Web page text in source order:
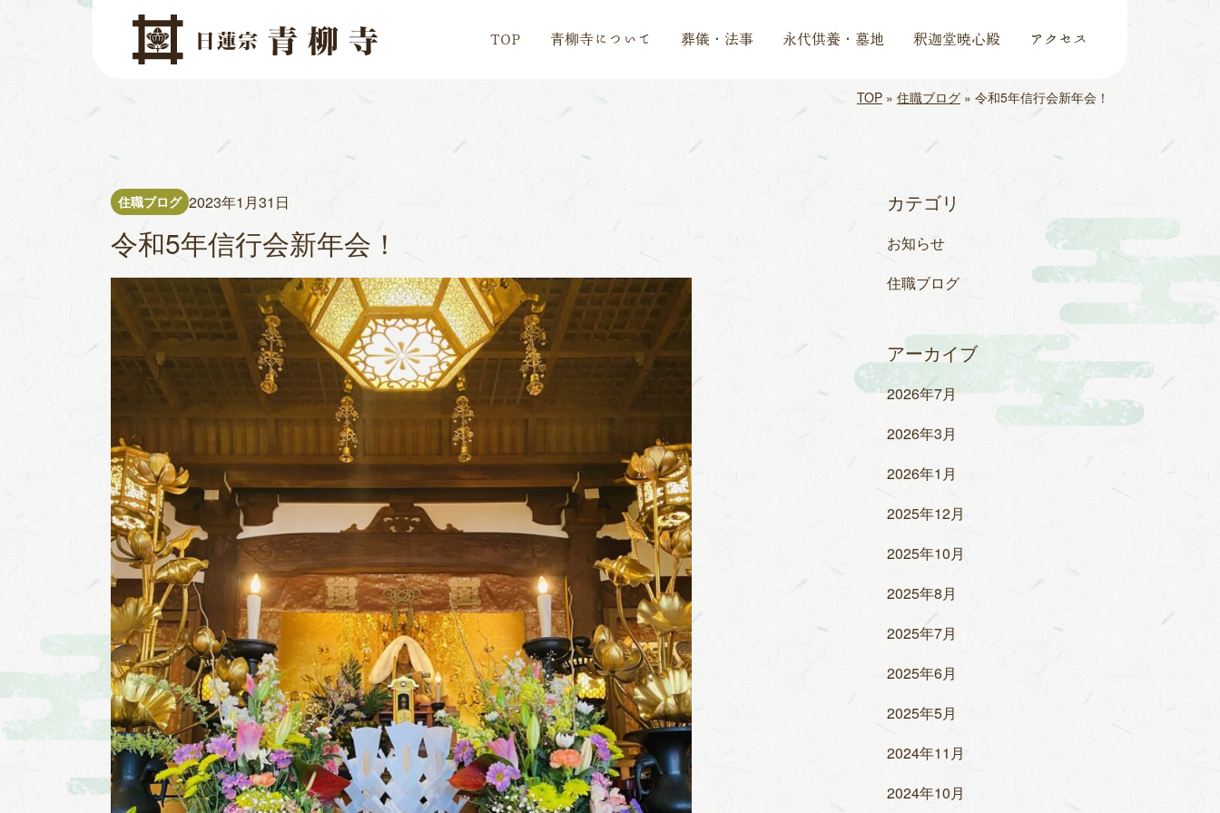
コンテンツへスキップ
メインナビゲーション
TOP 青柳寺について 葬儀・法事 永代供養・墓地 釈迦堂暁心殿 アクセス
TOP » 住職ブログ » 令和5年信行会新年会！
住職ブログ 2023年1月31日
令和5年信行会新年会！
カテゴリ
お知らせ
住職ブログ
アーカイブ
2026年7月
2026年3月
2026年1月
2025年12月
2025年10月
2025年8月
2025年7月
2025年6月
2025年5月
2024年11月
2024年10月